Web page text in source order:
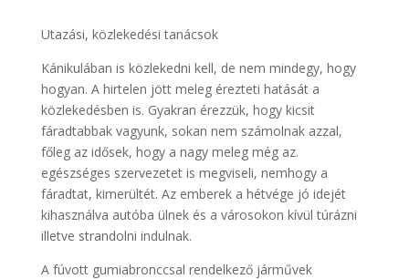
Utazási, közlekedési tanácsok
Kánikulában is közlekedni kell, de nem mindegy, hogy
hogyan. A hirtelen jött meleg érezteti hatását a
közlekedésben is. Gyakran érezzük, hogy kicsit
fáradtabbak vagyunk, sokan nem számolnak azzal,
főleg az idősek, hogy a nagy meleg még az.
egészséges szervezetet is megviseli, nemhogy a
fáradtat, kimerültét. Az emberek a hétvége jó idejét
kihasználva autóba ülnek és a városokon kívül túrázni
illetve strandolni indulnak.
A fúvott gumiabronccsal rendelkező járművek